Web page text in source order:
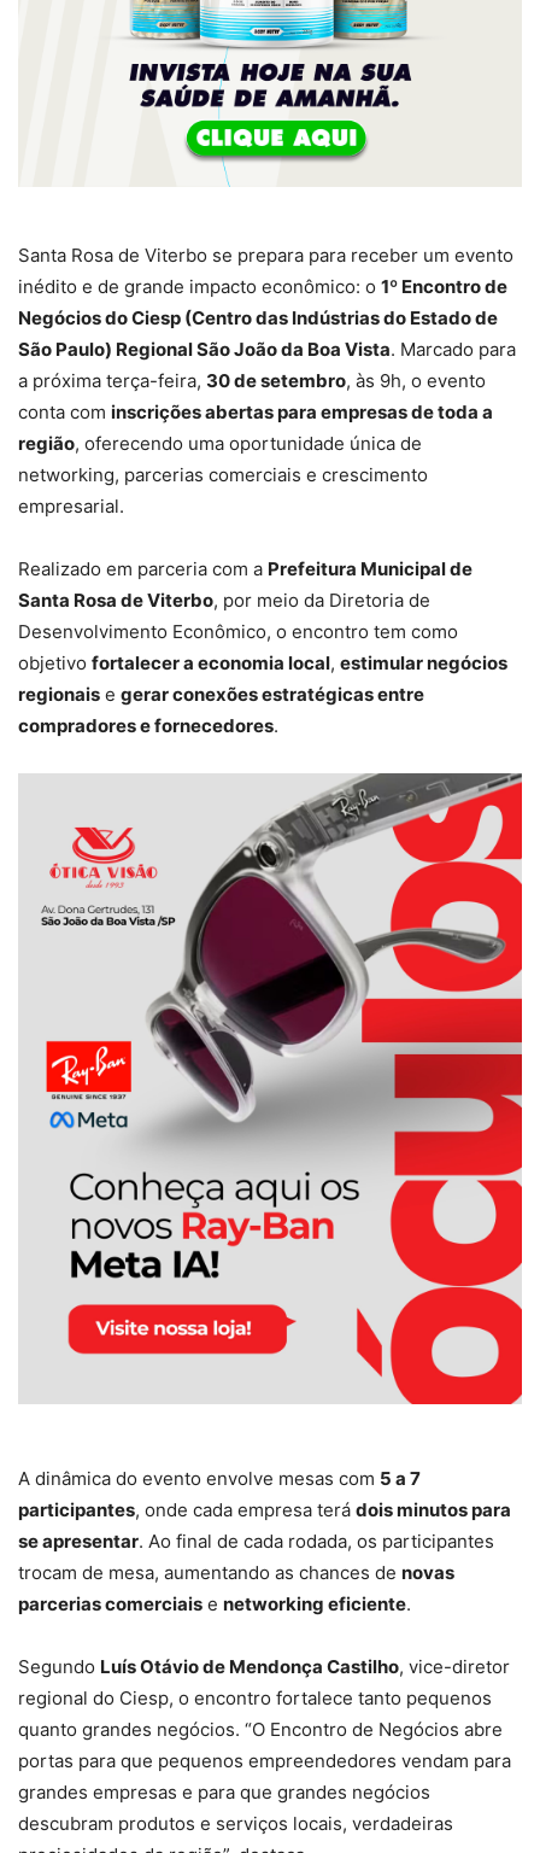
Santa Rosa de Viterbo se prepara para receber um evento
inédito e de grande impacto econômico: o 1º Encontro de
Negócios do Ciesp (Centro das Indústrias do Estado de
São Paulo) Regional São João da Boa Vista. Marcado para
a próxima terça-feira, 30 de setembro, às 9h, o evento
conta com inscrições abertas para empresas de toda a
região, oferecendo uma oportunidade única de
networking, parcerias comerciais e crescimento
empresarial.
Realizado em parceria com a Prefeitura Municipal de
Santa Rosa de Viterbo, por meio da Diretoria de
Desenvolvimento Econômico, o encontro tem como
objetivo fortalecer a economia local, estimular negócios
regionais e gerar conexões estratégicas entre
compradores e fornecedores.
A dinâmica do evento envolve mesas com 5 a 7
participantes, onde cada empresa terá dois minutos para
se apresentar. Ao final de cada rodada, os participantes
trocam de mesa, aumentando as chances de novas
parcerias comerciais e networking eficiente.
Segundo Luís Otávio de Mendonça Castilho, vice-diretor
regional do Ciesp, o encontro fortalece tanto pequenos
quanto grandes negócios. “O Encontro de Negócios abre
portas para que pequenos empreendedores vendam para
grandes empresas e para que grandes negócios
descubram produtos e serviços locais, verdadeiras